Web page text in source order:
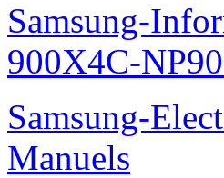
Samsung-
900X4C-
Samsung-
Manuels